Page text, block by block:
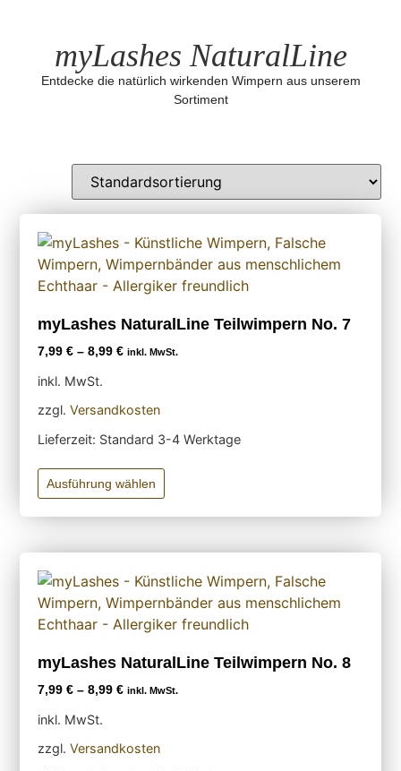
myLashes NaturalLine
Entdecke die natürlich wirkenden Wimpern aus unserem
Sortiment
myLashes NaturalLine Teilwimpern No. 7
7,99€ –8,99€ inkl. MwSt.
inkl. MwSt.
zzgl.Versandkosten
Lieferzeit: Standard 3-4 Werktage
Ausführung wählen
myLashes NaturalLine Teilwimpern No. 8
7,99€ –8,99€ inkl. MwSt.
inkl. MwSt.
zzgl.Versandkosten